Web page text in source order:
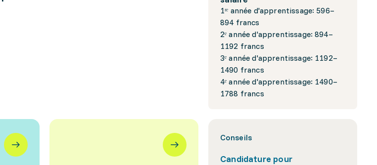
1ʳᵉ année d'apprentissage: 596–
894 francs
2ᵉ année d'apprentissage: 894–
1192 francs
3ᵉ année d'apprentissage: 1192–
1490 francs
4ᵉ année d'apprentissage: 1490–
1788 francs
Conseils
Candidature pour